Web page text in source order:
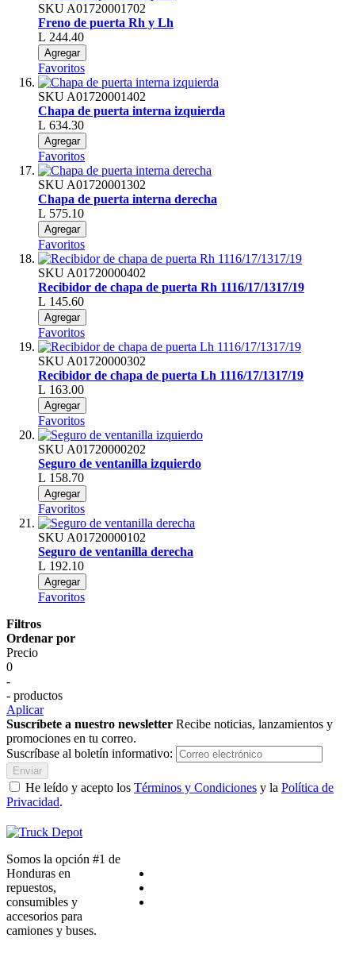
SKU A01720001702
Freno de puerta Rh y Lh
L 244.40
Agregar
Favoritos
SKU A01720001402
Chapa de puerta interna izquierda
L 634.30
Agregar
Favoritos
SKU A01720001302
Chapa de puerta interna derecha
L 575.10
Agregar
Favoritos
SKU A01720000402
Recibidor de chapa de puerta Rh 1116/17/1317/19
L 145.60
Agregar
Favoritos
SKU A01720000302
Recibidor de chapa de puerta Lh 1116/17/1317/19
L 163.00
Agregar
Favoritos
SKU A01720000202
Seguro de ventanilla izquierdo
L 158.70
Agregar
Favoritos
SKU A01720000102
Seguro de ventanilla derecha
L 192.10
Agregar
Favoritos
Filtros
Ordenar por
Precio
0
-
- productos
Aplicar
Suscríbete a nuestro newsletter Recibe noticias, lanzamientos y
promociones en tu correo.
Suscríbase al boletín informativo:
Enviar
He leído y acepto los Términos y Condiciones y la Política de
Privacidad.
Somos la opción #1 de
Honduras en
repuestos,
consumibles y
accesorios para
camiones y buses.